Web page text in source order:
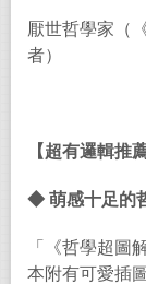
厭世哲學家（
者）
【超有邏輯推薦
◆ 萌感十足的
「《哲學超圖
本附有可愛插